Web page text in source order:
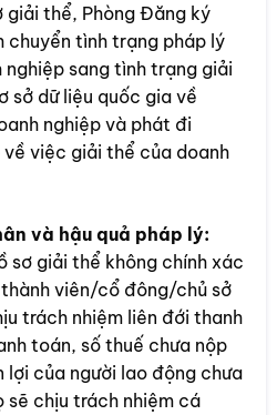
giải thể, Phòng Đăng ký
chuyển tình trạng pháp lý
nghiệp sang tình trạng giải
sở dữ liệu quốc gia về
nghiệp và phát đi
việc giải thể của doanh
và hậu quả pháp lý:
sơ giải thể không chính xác
viên/cổ đông/chủ sở
trách nhiệm liên đới thanh
toán, số thuế chưa nộp
lợi của người lao động chưa
sẽ chịu trách nhiệm cá